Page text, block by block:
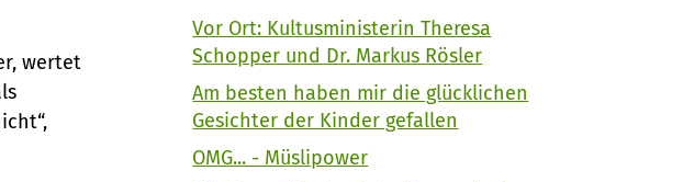
wertet
Vor Ort: Kultusministerin Theresa
Schopper und Dr. Markus Rösler
Am besten haben mir die glücklichen
Gesichter der Kinder gefallen
OMG... - Müslipower